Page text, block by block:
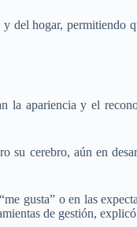
del hogar, permitiendo
la apariencia y el
su cerebro, aún en
gusta” o en las
de gestión,